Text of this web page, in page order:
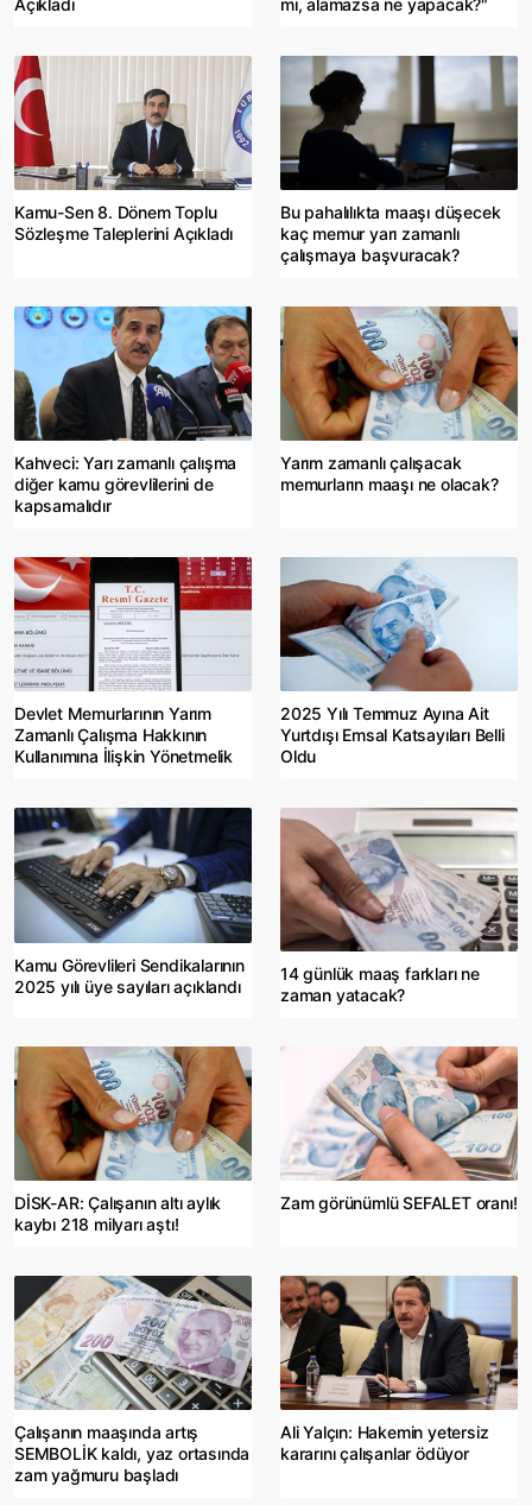
Açıkladı
mi, alamazsa ne yapacak?"
Kamu-Sen 8. Dönem Toplu
Sözleşme Taleplerini Açıkladı
Bu pahalılıkta maaşı düşecek
kaç memur yarı zamanlı
çalışmaya başvuracak?
Kahveci: Yarı zamanlı çalışma
diğer kamu görevlilerini de
kapsamalıdır
Yarım zamanlı çalışacak
memurların maaşı ne olacak?
Devlet Memurlarının Yarım
Zamanlı Çalışma Hakkının
Kullanımına İlişkin Yönetmelik
2025 Yılı Temmuz Ayına Ait
Yurtdışı Emsal Katsayıları Belli
Oldu
Kamu Görevlileri Sendikalarının
2025 yılı üye sayıları açıklandı
14 günlük maaş farkları ne
zaman yatacak?
DİSK-AR: Çalışanın altı aylık
kaybı 218 milyarı aştı!
Zam görünümlü SEFALET oranı!
Çalışanın maaşında artış
SEMBOLİK kaldı, yaz ortasında
zam yağmuru başladı
Ali Yalçın: Hakemin yetersiz
kararını çalışanlar ödüyor